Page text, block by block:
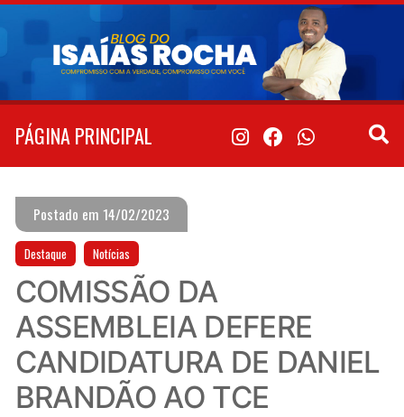
Pular
conteúdo
PÁGINA PRINCIPAL
Postado em 14/02/2023
Destaque Notícias
COMISSÃO DA
ASSEMBLEIA DEFERE
CANDIDATURA DE DANIEL
BRANDÃO AO TCE